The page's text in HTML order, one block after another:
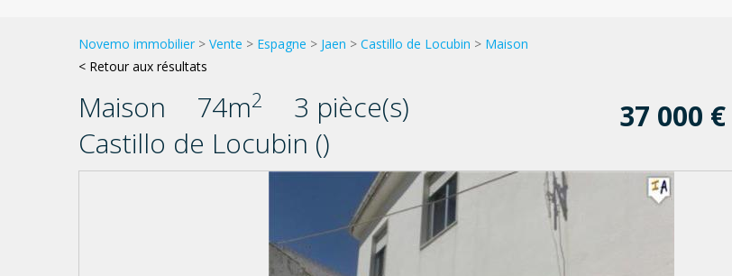
Novemo immobilier > Vente > Espagne > Jaen > Castillo de Locubin > Maison
< Retour aux résultats
Maison 74m2
3 pièce(s)
Castillo de Locubin ()
37 000 €